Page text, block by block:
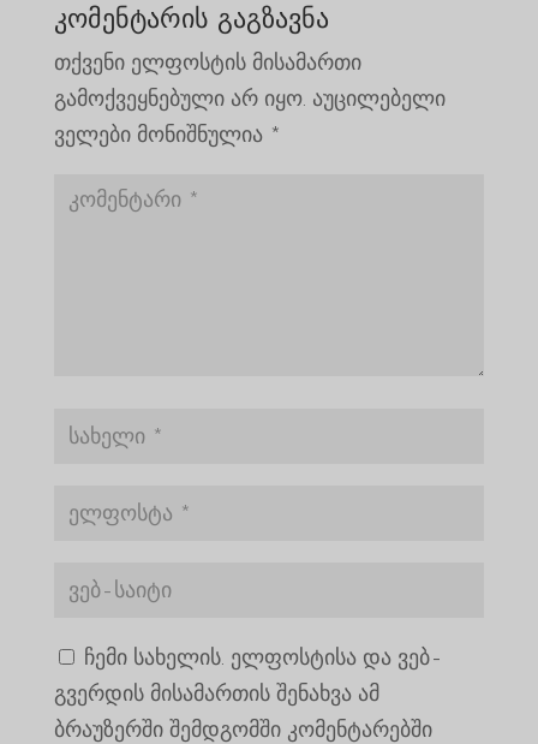
კომენტარის გაგზავნა
თქვენი ელფოსტის მისამართი
გამოქვეყნებული არ იყო. აუცილებელი
ველები მონიშნულია *
ჩემი სახელის. ელფოსტისა და ვებ-
გვერდის მისამართის შენახვა ამ
ბრაუზერში შემდგომში კომენტარებში